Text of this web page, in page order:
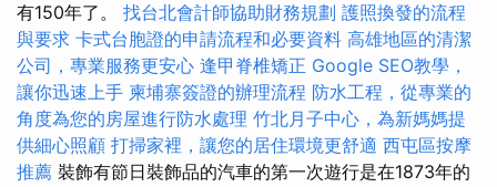
有150年了。 找台北會計師協助財務規劃 護照換發的流程
與要求 卡式台胞證的申請流程和必要資料 高雄地區的清潔
公司，專業服務更安心 逢甲脊椎矯正 Google SEO教學，
讓你迅速上手 柬埔寨簽證的辦理流程 防水工程，從專業的
角度為您的房屋進行防水處理 竹北月子中心，為新媽媽提
供細心照顧 打掃家裡，讓您的居住環境更舒適 西屯區按摩
推薦 裝飾有節日裝飾品的汽車的第一次遊行是在1873年的